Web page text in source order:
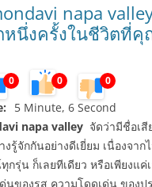
napa
หนึ่งครั้งในชีวิตที่
0 0 0
5 Minute, 6 Second
napa valley จัดว่ามีชื่อเสี
งรู้จักกันอย่างดีเยี่ยม เนื่องจ
กรุ่น ก็เลยทีเดียว หรือเพียงแ
นของรส ความโดดเด่น ของ